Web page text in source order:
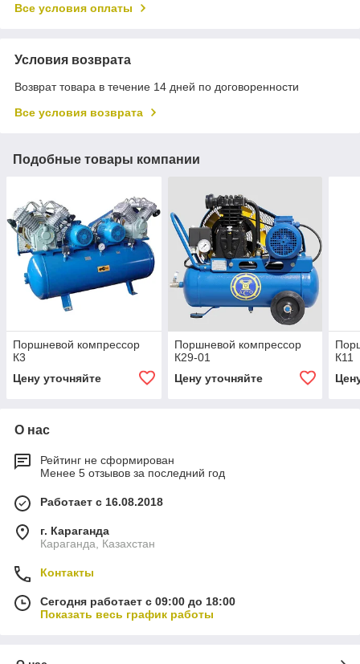
Все условия оплаты
Условия возврата
Возврат товара в течение 14 дней по договоренности
Все условия возврата
Подобные товары компании
Поршневой компрессор
К3
Цену уточняйте
Поршневой компрессор
К29-01
Цену уточняйте
К11
О нас
Рейтинг не сформирован
Менее 5 отзывов за последний год
Работает с 16.08.2018
г. Караганда
Караганда, Казахстан
Контакты
Сегодня работает с 09:00 до 18:00
Показать весь график работы